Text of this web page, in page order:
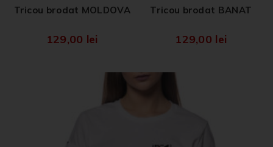
Tricou brodat MOLDOVA
129,00 lei
Tricou brodat BANAT
129,00 lei